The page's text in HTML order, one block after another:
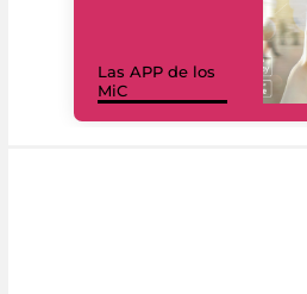
Las APP de los
MiC